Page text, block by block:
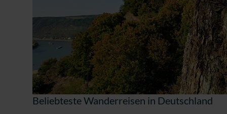
Beliebteste Wanderreisen in Deutschland